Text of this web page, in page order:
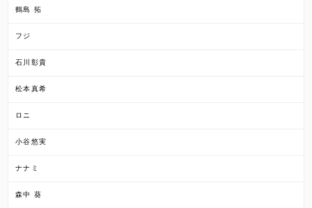
鶴島 拓
フジ
石川彰貴
松本真希
ロニ
小谷悠実
ナナミ
森中 葵